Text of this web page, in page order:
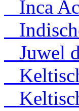
Inca
Juwel